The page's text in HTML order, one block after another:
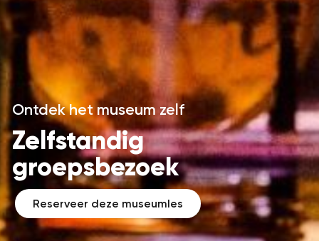
Ontdek het museum zelf
Zelfstandig
groepsbezoek
Reserveer deze museumles